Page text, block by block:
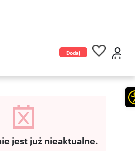
Dodaj
jest już nieaktualne.